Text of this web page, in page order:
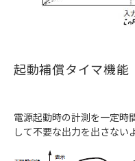
起動補償タイマ機能
電源起動時の計測を一定時
して不要な出力を出さない